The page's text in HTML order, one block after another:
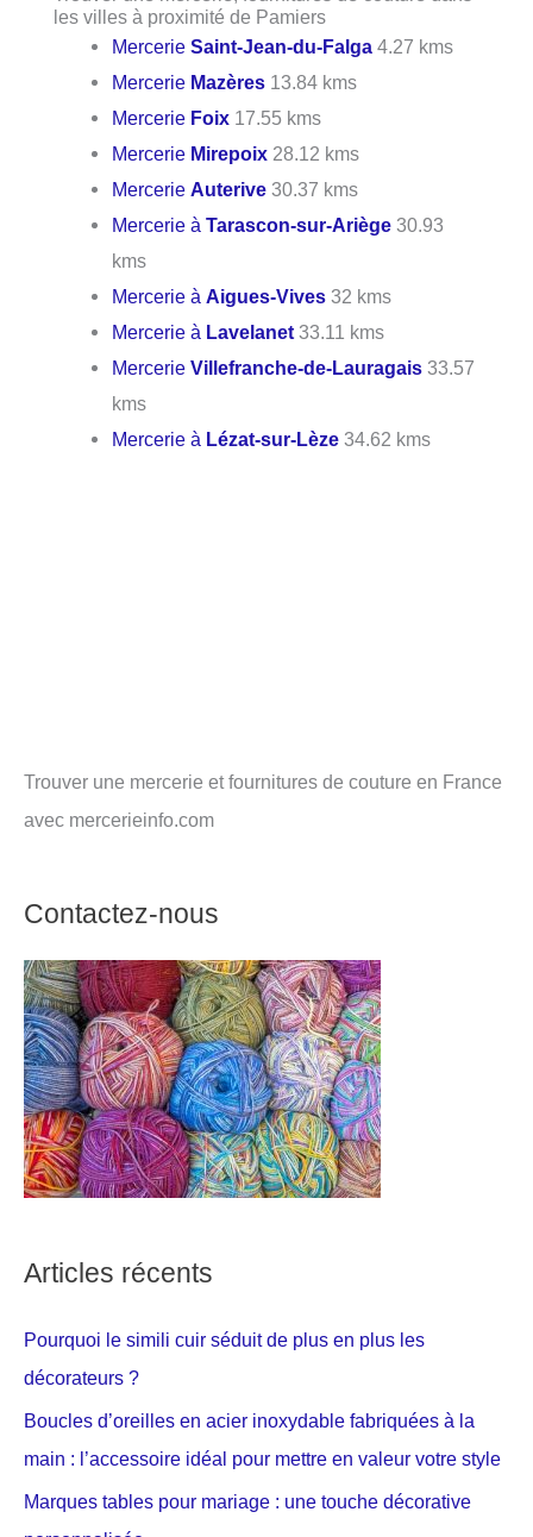
les villes à proximité de Pamiers
MercerieSaint-Jean-du-Falga 4.27 kms
Mercerie Mazères 13.84 kms
Mercerie Foix 17.55 kms
Mercerie Mirepoix 28.12 kms
MercerieAuterive 30.37 kms
Mercerie àTarascon-sur-Ariège 30.93
kms
Mercerie àAigues-Vives 32 kms
Mercerie à Lavelanet 33.11 kms
MercerieVillefranche-de-Lauragais 33.57
kms
Mercerie à Lézat-sur-Lèze 34.62 kms
Trouver une mercerie et fournitures de couture en France
avec mercerieinfo.com
Contactez-nous
Articles récents
Pourquoi le simili cuir séduit de plus en plus les
décorateurs ?
Boucles d’oreilles en acier inoxydable fabriquées à la
main : l’accessoire idéal pour mettre en valeur votre style
Marques tables pour mariage : une touche décorative